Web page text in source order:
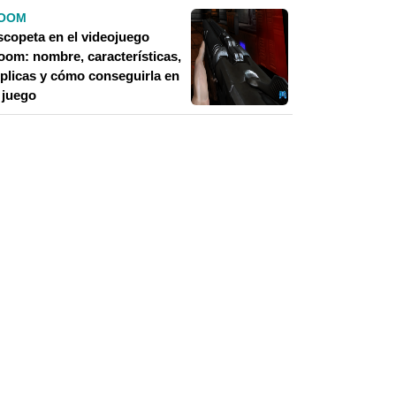
en el videojuego
nombre, características,
y cómo conseguirla en